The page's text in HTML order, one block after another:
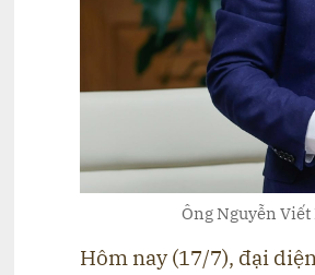
Ông Nguyễn Viết
Hôm nay (17/7), đại